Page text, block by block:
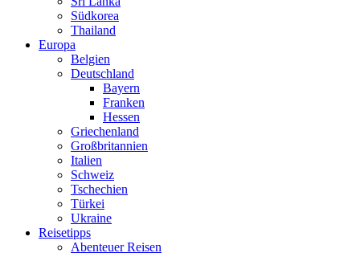
Südkorea
Thailand
Europa
Belgien
Deutschland
Bayern
Franken
Hessen
Griechenland
Großbritannien
Italien
Schweiz
Tschechien
Türkei
Ukraine
Reisetipps
Abenteuer Reisen